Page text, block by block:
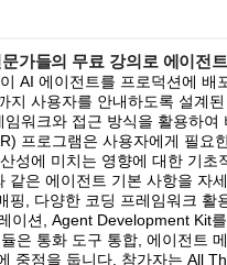
가들의 무료 강의로 에이전
AI 에이전트를 프로덕션에
지 사용자를 안내하도록 설계
워크와 접근 방식을 활용하
프로그램은 사용자에게 필요
성에 미치는 영향에 대한 기
같은 에이전트 기본 사항을 자
핑, 다양한 코딩 프레임워크
이션, Agent Development Kit
은 통화 도구 통합, 에이전트
중점을 둡니다. 참가자는 All